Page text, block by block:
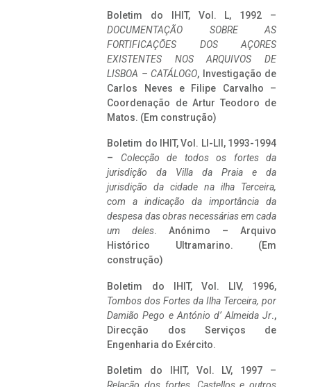
Boletim do IHIT, Vol. L, 1992 –
DOCUMENTAÇÃO SOBRE AS
FORTIFICAÇÕES DOS AÇORES
EXISTENTES NOS ARQUIVOS DE
LISBOA – CATÁLOGO, Investigação de
Carlos Neves e Filipe Carvalho –
Coordenação de Artur Teodoro de
Matos. (Em construção)
Boletim do IHIT, Vol. LI-LII, 1993-1994
– Colecção de todos os fortes da
jurisdição da Villa da Praia e da
jurisdição da cidade na ilha Terceira,
com a indicação da importância da
despesa das obras necessárias em cada
um deles. Anónimo – Arquivo
Histórico Ultramarino. (Em
construção)
Boletim do IHIT, Vol. LIV, 1996,
Tombos dos Fortes da Ilha Terceira, por
Damião Pego e António d’ Almeida Jr.,
Direcção dos Serviços de
Engenharia do Exército.
Boletim do IHIT, Vol. LV, 1997 –